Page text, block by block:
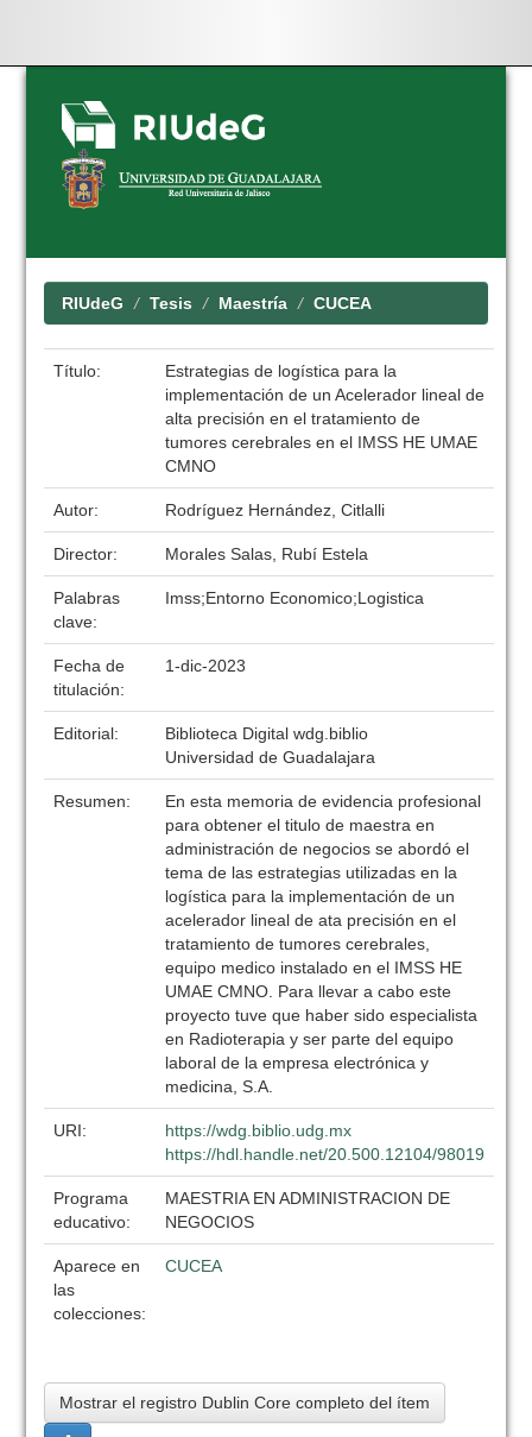
Skip
navigation
RIUdeG Tesis Maestría CUCEA
Título:
Estrategias de logística para la
implementación de un Acelerador lineal de
alta precisión en el tratamiento de
tumores cerebrales en el IMSS HE UMAE
CMNO
Autor: Rodríguez Hernández, Citlalli
Director: Morales Salas, Rubí Estela
Palabras
clave:
Imss;Entorno Economico;Logistica
Fecha de
titulación:
1-dic-2023
Editorial:
Biblioteca Digital wdg.biblio
Universidad de Guadalajara
Resumen:
En esta memoria de evidencia profesional
para obtener el titulo de maestra en
administración de negocios se abordó el
tema de las estrategias utilizadas en la
logística para la implementación de un
acelerador lineal de ata precisión en el
tratamiento de tumores cerebrales,
equipo medico instalado en el IMSS HE
UMAE CMNO. Para llevar a cabo este
proyecto tuve que haber sido especialista
en Radioterapia y ser parte del equipo
laboral de la empresa electrónica y
medicina, S.A.
URI:
https://wdg.biblio.udg.mx
https://hdl.handle.net/20.500.12104/98019
Programa
educativo:
MAESTRIA EN ADMINISTRACION DE
NEGOCIOS
Aparece en
las
colecciones:
CUCEA
Mostrar el registro Dublin Core completo del ítem